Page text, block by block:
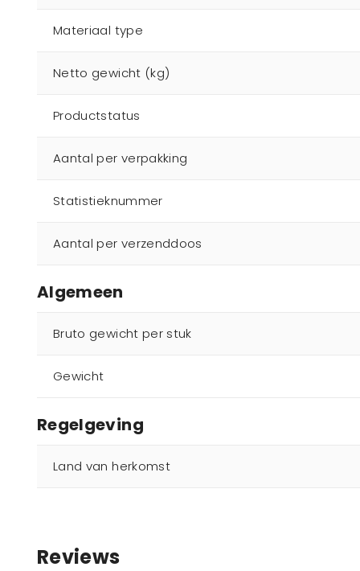
Materiaal type
Netto gewicht (kg)
Productstatus
Aantal per verpakking
Statistieknummer
Aantal per verzenddoos
Algemeen
Bruto gewicht per stuk
Gewicht
Regelgeving
Land van herkomst
Reviews